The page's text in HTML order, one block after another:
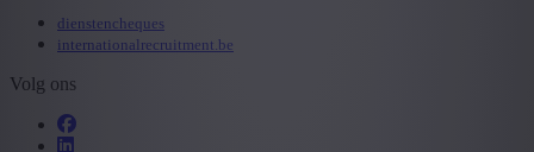
dienstencheques
internationalrecruitment.be
Volg ons